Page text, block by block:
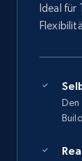
Ideal für
Den